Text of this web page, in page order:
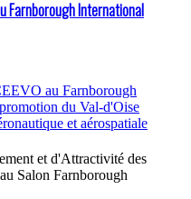
Farnborough International
et d'Attractivité des
Salon Farnborough